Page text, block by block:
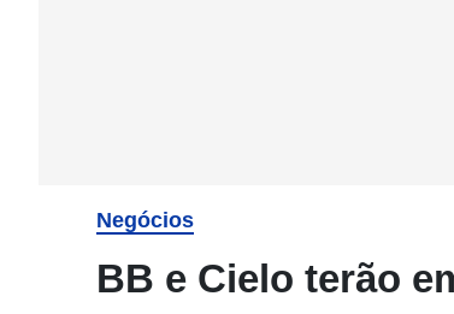
Negócios
BB e Cielo terão